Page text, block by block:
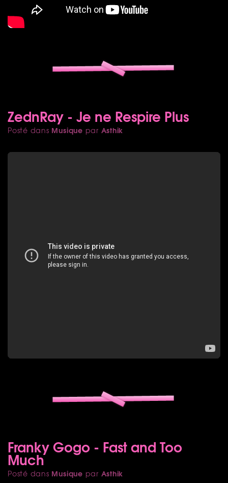
ZednRay - Je ne Respire Plus
Posté dans Musique par Asthik
Franky Gogo - Fast and Too
Much
Posté dans Musique par Asthik